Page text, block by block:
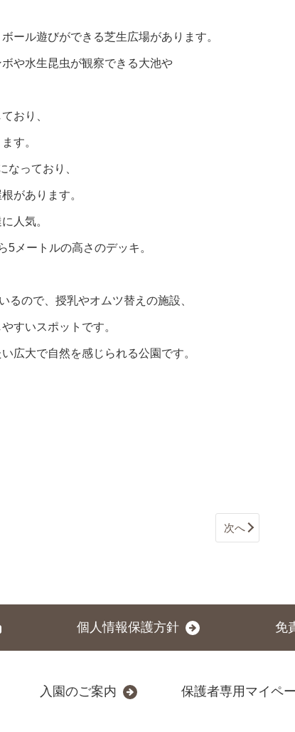
ール遊びができる芝生広場があります。
や水生昆虫が観察できる大池や
おり、
す。
なっており、
があります。
人気。
メートルの高さのデッキ。
るので、授乳やオムツ替えの施設、
すいスポットです。
広大で自然を感じられる公園です。
次へ
個人情報保護方針 免
入園のご案内 保護者専用マイペ